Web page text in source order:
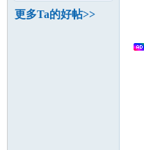
Anmeigroup
货被扣在海关怎
么办？如何处
更多Ta的好帖>>